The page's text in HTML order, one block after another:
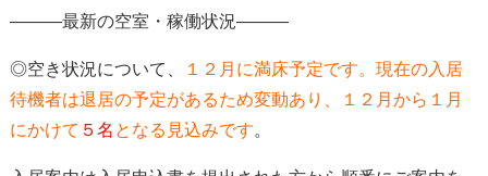
―――最新の空室・稼働状況―――
◎空き状況について、 １２ 月に満床予定です。現在の入居
待機者は退居の予定があるため変動あり、１２月から１月
にかけて ５ 名 となる見込みです。